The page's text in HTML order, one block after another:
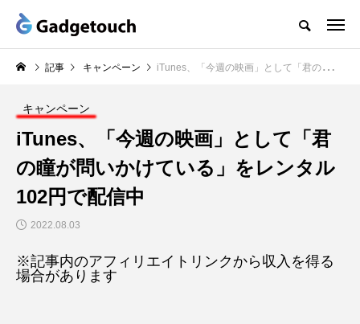
記事 キャンペーン iTunes、「今週の映画」として「君の瞳が問いかけている」をレンタル102円で配信中
キャンペーン
iTunes、「今週の映画」として「君
の瞳が問いかけている」をレンタル
102円で配信中
2022.08.03
※記事内のアフィリエイトリンクから収入を得る
場合があります